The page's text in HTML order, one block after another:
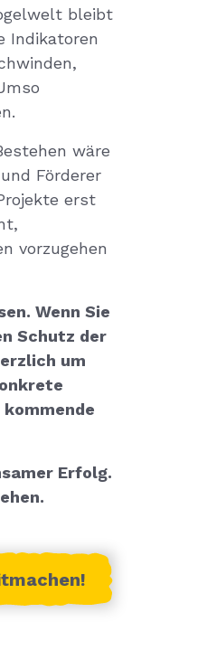
bleibt
Indikatoren
wäre
Förderer
erst
vorzugehen
Wenn Sie
Schutz der
um
Erfolg.